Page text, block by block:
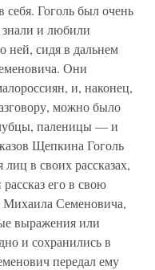
себя. Гоголь был очень
и любили
ней, сидя в дальнем
Они
и, наконец,
можно было
паленицы — и
Щепкина Гоголь
в своих рассказах,
его в свою
Михаила Семеновича,
выражения или
и сохранились в
передал ему